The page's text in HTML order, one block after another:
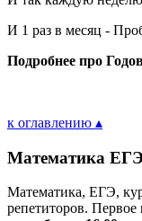
И 1 раз в месяц -
Подробнее про
к оглавлению ▴
Математика ЕГЭ
Математика, ЕГЭ,
репетиторов. Первое